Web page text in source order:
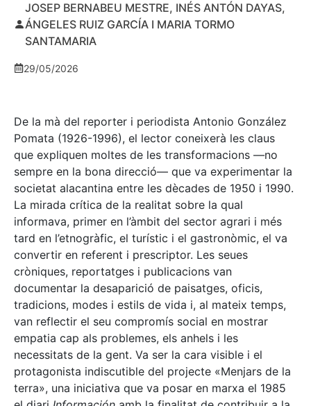
JOSEP BERNABEU MESTRE, INÉS ANTÓN DAYAS,
ÁNGELES RUIZ GARCÍA I MARIA TORMO
SANTAMARIA
29/05/2026
De la mà del reporter i periodista Antonio González
Pomata (1926-1996), el lector coneixerà les claus
que expliquen moltes de les transformacions —no
sempre en la bona direcció— que va experimentar la
societat alacantina entre les dècades de 1950 i 1990.
La mirada crítica de la realitat sobre la qual
informava, primer en l’àmbit del sector agrari i més
tard en l’etnogràfic, el turístic i el gastronòmic, el va
convertir en referent i prescriptor. Les seues
cròniques, reportatges i publicacions van
documentar la desaparició de paisatges, oficis,
tradicions, modes i estils de vida i, al mateix temps,
van reflectir el seu compromís social en mostrar
empatia cap als problemes, els anhels i les
necessitats de la gent. Va ser la cara visible i el
protagonista indiscutible del projecte «Menjars de la
terra», una iniciativa que va posar en marxa el 1985